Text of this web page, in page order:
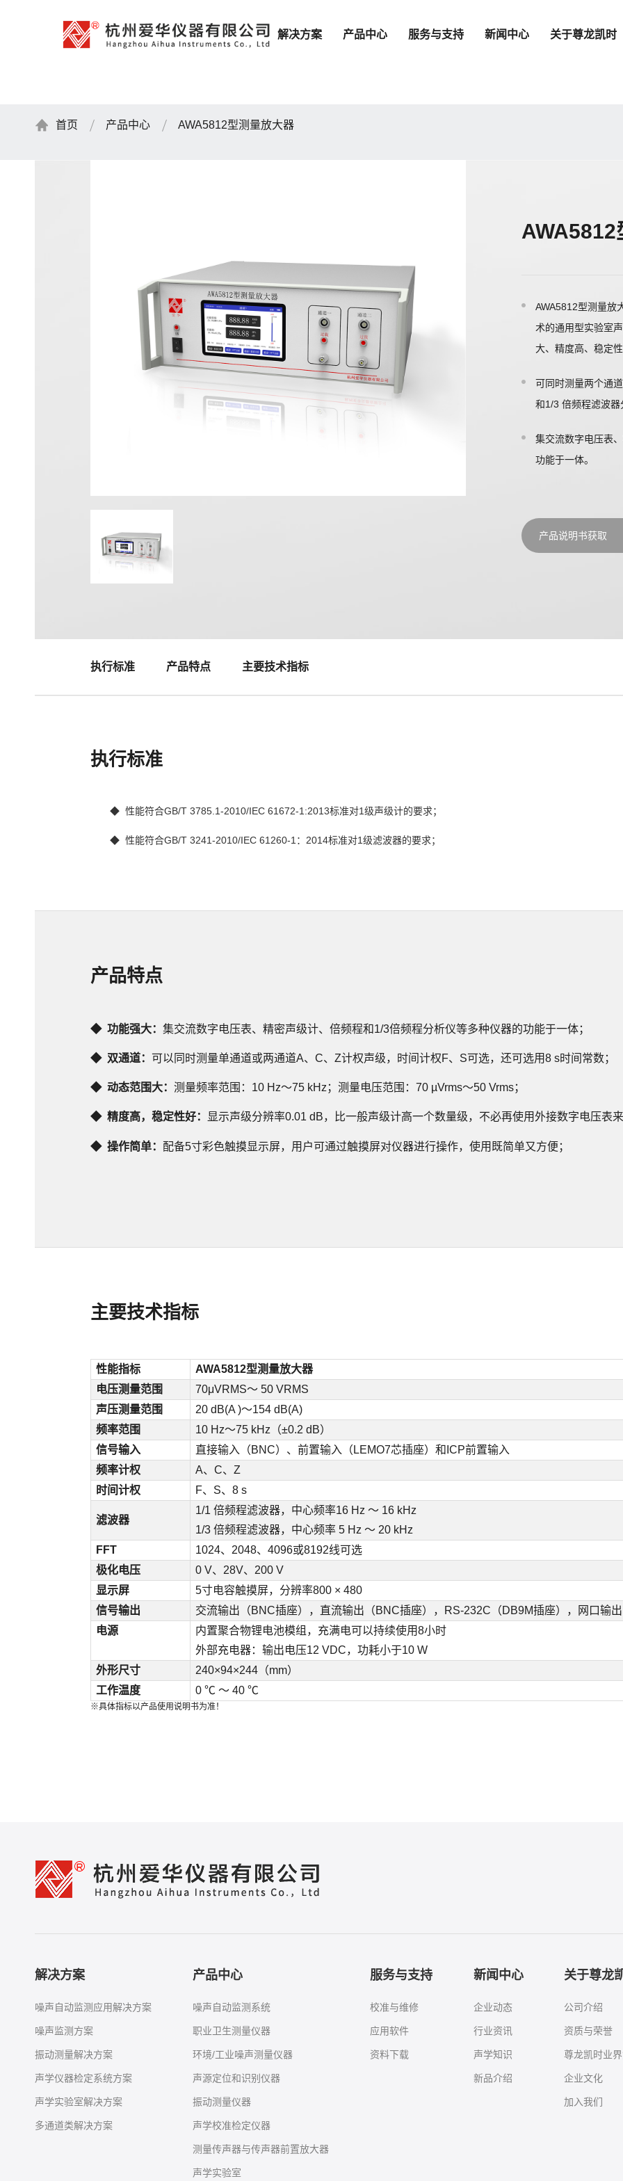
解决方案 产品中心 服务与支持 新闻中心 关于尊龙凯时
首页 产品中心 AWA5812型测量放大器
AWA5812
AWA5812型测量放
术的通用型实验室
大、精度高、稳定
可同时测量两个通
和1/3 倍频程滤波器
集交流数字电压表
功能于一体。
便。
产品说明书获取
执行标准 产品特点 主要技术指标
执行标准
◆  性能符合GB/T 3785.1-2010/IEC 61672-1:2013标准对1级声级计的要求；
◆  性能符合GB/T 3241-2010/IEC 61260-1：2014标准对1级滤波器的要求；
产品特点
◆  功能强大： 集交流数字电压表、精密声级计、倍频程和1/3倍频程分析仪等多种仪器的功能于一体；
◆  双通道： 可以同时测量单通道或两通道A、C、Z计权声级，时间计权F、S可选，还可选用8 s时间常数；
◆  动态范围大： 测量频率范围：10 Hz～75 kHz；测量电压范围：70 µVrms～50 Vrms；
◆  精度高，稳定性好： 显示声级分辨率0.01 dB，比一般声级计高一个数量级，不必再使用外接数字电压表来
◆  操作简单： 配备5寸彩色触摸显示屏，用户可通过触摸屏对仪器进行操作，使用既简单又方便；
主要技术指标
性能指标
AWA5812型测量放大器
电压测量范围
70μVRMS～ 50 VRMS
声压测量范围
20 dB(A )～154 dB(A)
频率范围
10 Hz～75 kHz（±0.2 dB）
信号输入
直接输入（BNC）、前置输入（LEMO7芯插座）和ICP前置输入
频率计权
A、C、Z
时间计权
F、S、8 s
滤波器
1/1 倍频程滤波器，中心频率16 Hz ～ 16 kHz
1/3 倍频程滤波器，中心频率 5 Hz ～ 20 kHz
FFT
1024、2048、4096或8192线可选
极化电压
0 V、28V、200 V
显示屏
5寸电容触摸屏，分辨率800 × 480
信号输出
交流输出（BNC插座），直流输出（BNC插座），RS-232C（DB9M插座），网口输出
电源
内置聚合物锂电池模组，充满电可以持续使用8小时
外部充电器：输出电压12 VDC，功耗小于10 W
外形尺寸
240×94×244（mm）
工作温度
0 ℃ ～ 40 ℃
※具体指标以产品使用说明书为准！
解决方案
噪声自动监测应用解决方案
噪声监测方案
振动测量解决方案
声学仪器检定系统方案
声学实验室解决方案
多通道类解决方案
产品中心
噪声自动监测系统
职业卫生测量仪器
环境/工业噪声测量仪器
声源定位和识别仪器
振动测量仪器
声学校准检定仪器
测量传声器与传声器前置放大器
声学实验室
服务与支持
校准与维修
应用软件
资料下载
新闻中心
企业动态
行业资讯
声学知识
新品介绍
关于尊龙
公司介绍
资质与荣誉
尊龙凯时业
企业文化
加入我们